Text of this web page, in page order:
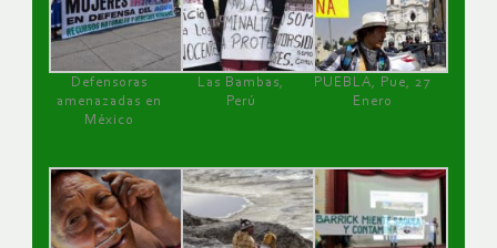
Defensoras
amenazadas en
México
Las Bambas,
Perú
PUEBLA, Pue, 27
Enero